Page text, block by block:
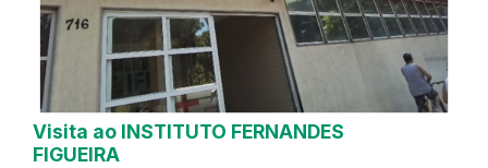
Visita ao INSTITUTO FERNANDES
FIGUEIRA